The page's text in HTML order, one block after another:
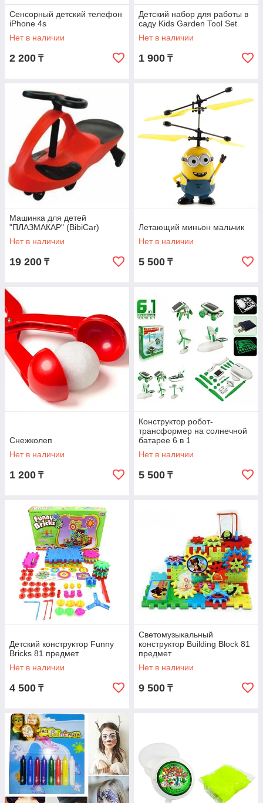
Сенсорный детский телефон
iPhone 4s
Нет в наличии
2 200 ₸
Детский набор для работы в
саду Kids Garden Tool Set
Нет в наличии
1 900 ₸
Машинка для детей
"ПЛАЗМАКАР" (BibiCar)
Нет в наличии
19 200 ₸
Летающий миньон мальчик
Нет в наличии
5 500 ₸
Снежколеп
Нет в наличии
1 200 ₸
Конструктор робот-
трансформер на солнечной
батарее 6 в 1
Нет в наличии
5 500 ₸
Детский конструктор Funny
Bricks 81 предмет
Нет в наличии
4 500 ₸
Светомузыкальный
конструктор Building Block 81
предмет
Нет в наличии
9 500 ₸